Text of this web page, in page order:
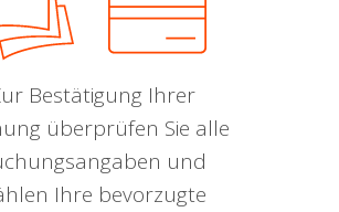
Bestätigung Ihrer
überprüfen Sie alle
und
Ihre bevorzugte